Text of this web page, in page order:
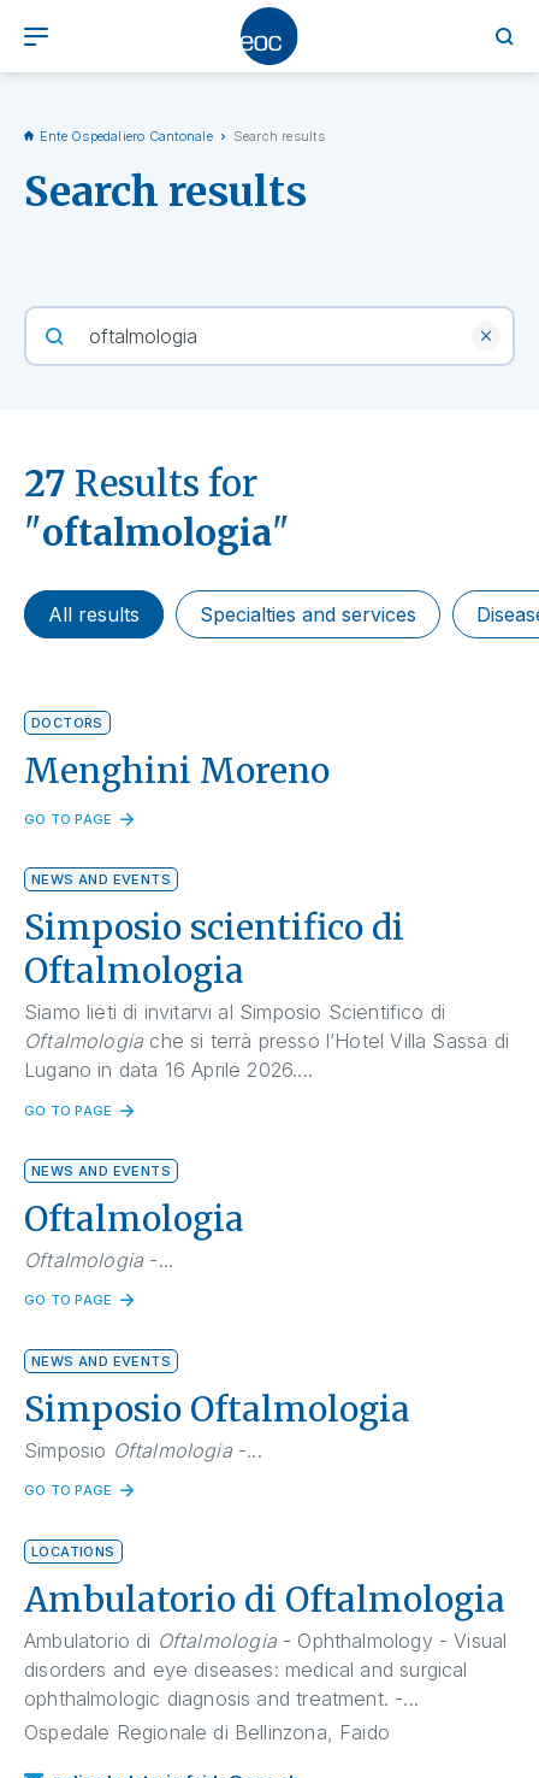
Ente Ospedaliero Cantonale Search results
Search results
27 Results for
"oftalmologia"
All results Specialties and services
DOCTORS
Menghini Moreno
GO TO PAGE
NEWS AND EVENTS
Simposio scientifico di
Oftalmologia
Siamo lieti di invitarvi al Simposio Scientifico di
Oftalmologia che si terrà presso l’Hotel Villa Sassa di
Lugano in data 16 Aprile 2026....
GO TO PAGE
NEWS AND EVENTS
Oftalmologia
Oftalmologia -...
GO TO PAGE
NEWS AND EVENTS
Simposio Oftalmologia
Simposio Oftalmologia-...
GO TO PAGE
LOCATIONS
Ambulatorio di Oftalmologia
Ambulatorio di Oftalmologia- Ophthalmology - Visual
disorders and eye diseases: medical and surgical
ophthalmologic diagnosis and treatment. -...
Ospedale Regionale di Bellinzona, Faido